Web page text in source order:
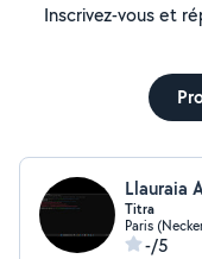
Inscrivez-vous et
Llauraia
Titra
Paris
-/5